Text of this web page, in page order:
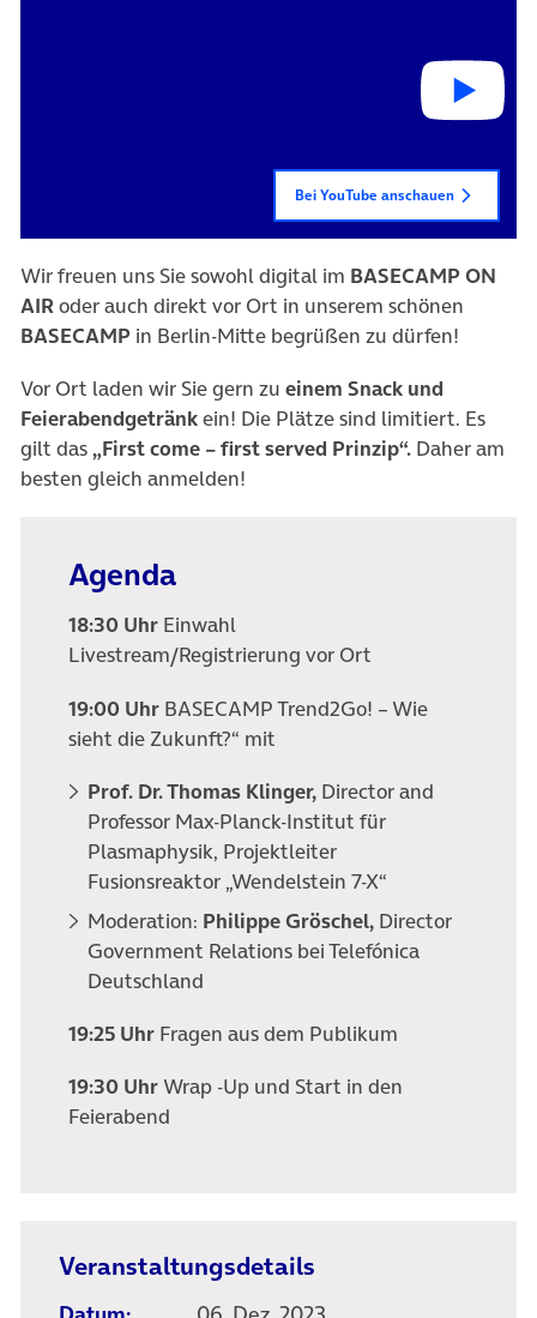
Bei YouTube anschauen
Wir freuen uns Sie sowohl digital im BASECAMP ON
AIR oder auch direkt vor Ort in unserem schönen
BASECAMP in Berlin-Mitte begrüßen zu dürfen!
Vor Ort laden wir Sie gern zu einem Snack und
Feierabendgetränkein! Die Plätze sind limitiert. Es
gilt das„First come – first served Prinzip“. Daher am
besten gleich anmelden!
Agenda
18:30 Uhr Einwahl
Livestream/Registrierung vor Ort
19:00 Uhr BASECAMP Trend2Go! – Wie
sieht die Zukunft?“ mit
Prof. Dr. Thomas Klinger, Director and
Professor Max-Planck-Institut für
Plasmaphysik, Projektleiter
Fusionsreaktor „Wendelstein 7-X“
Moderation: Philippe Gröschel, Director
Government Relations bei Telefónica
Deutschland
19:25 Uhr Fragen aus dem Publikum
19:30 Uhr Wrap -Up und Start in den
Feierabend
Veranstaltungsdetails